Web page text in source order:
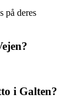
på deres
i Galten?